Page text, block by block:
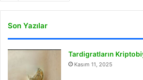
Son Yazılar
Tardigratların
Kasım 11, 2025